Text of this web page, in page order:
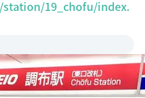
19_chofu/index.